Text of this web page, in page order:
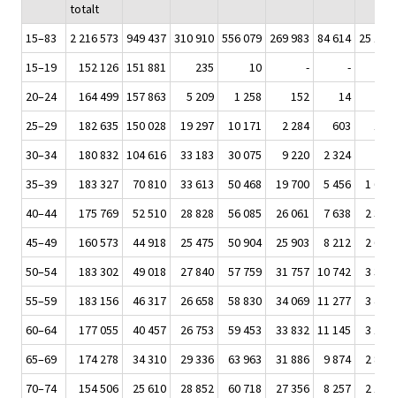
totalt
15–83 2 216 573 949 437 310 910 556 079 269 983 84 614 25 150
15–19
152 126 151 881 235 10 - -
20–24
164 499 157 863 5 209 1 258 152 14
25–29
182 635 150 028 19 297 10 171 2 284 603
190
30–34
180 832 104 616 33 183 30 075 9 220 2 324
35–39
183 327 70 810 33 613 50 468 19 700 5 456
1 616
40–44
175 769 52 510 28 828 56 085 26 061 7 638
2 378
45–49
160 573 44 918 25 475 50 904 25 903 8 212
2 689
50–54
183 302 49 018 27 840 57 759 31 757 10 742
3 389
55–59
183 156 46 317 26 658 58 830 34 069 11 277
3 419
60–64
177 055 40 457 26 753 59 453 33 832 11 145
3 108
65–69
174 278 34 310 29 336 63 963 31 886 9 874
2 804
70–74
154 506 25 610 28 852 60 718 27 356 8 257
2 130